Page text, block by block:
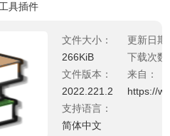
具插件
文件大小：
266KiB
文件版本：
2022.221.2
支持语言：
简体中文
更新日期
下载次数
来自：
https://